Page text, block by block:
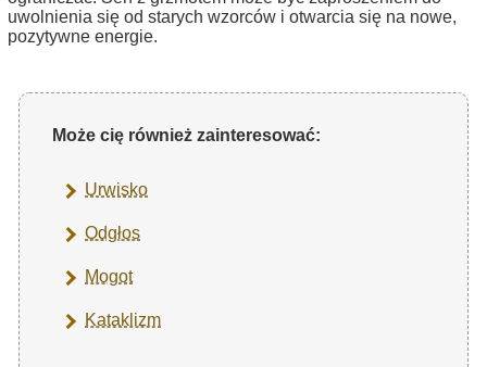
uwolnienia się od starych wzorców i otwarcia się na nowe,
pozytywne energie.
Może cię również zainteresować:
Urwisko
Odgłos
Mogot
Kataklizm